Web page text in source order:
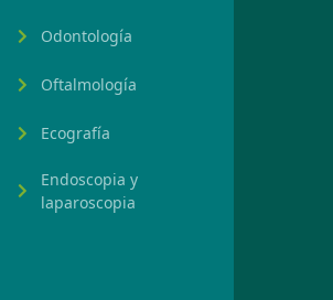
Odontología
Oftalmología
Ecografía
Endoscopia y
laparoscopia